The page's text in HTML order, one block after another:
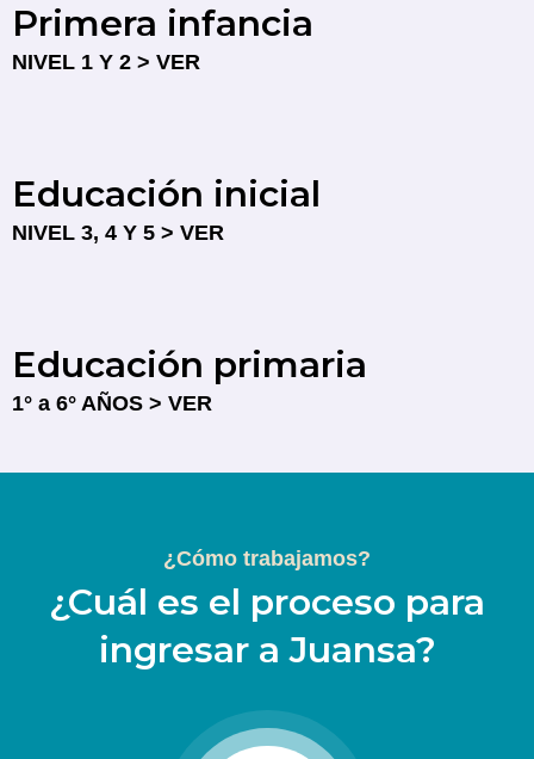
Primera infancia
NIVEL 1 Y 2 > VER
Educación inicial
NIVEL 3, 4 Y 5 > VER
Educación primaria
1° a 6° AÑOS > VER
¿Cómo trabajamos?
¿Cuál es el proceso para
ingresar a Juansa?